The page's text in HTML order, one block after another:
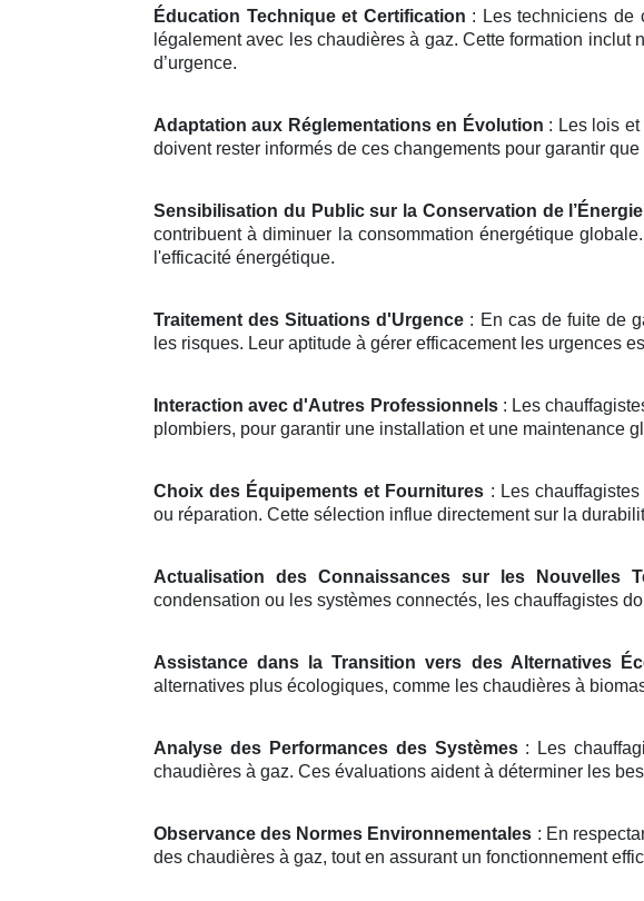
Éducation Technique et Certification : Les techniciens de
légalement avec les chaudières à gaz. Cette formation
d’urgence.
Adaptation aux Réglementations en Évolution : Les lois
doivent rester informés de ces changements pour garantir
Sensibilisation du Public sur la Conservation de l’Énergie
contribuent à diminuer la consommation énergétique
l'efficacité énergétique.
Traitement des Situations d'Urgence : En cas de fuite de
les risques. Leur aptitude à gérer efficacement les urgences
Interaction avec d'Autres Professionnels: Les
plombiers, pour garantir une installation et une maintenance
Choix des Équipements et Fournitures : Les
ou réparation. Cette sélection influe directement sur la
Actualisation des Connaissances sur les Nouvelles
condensation ou les systèmes connectés, les chauffagistes
Assistance dans la Transition vers des Alternatives
alternatives plus écologiques, comme les chaudières à
Analyse des Performances des Systèmes: Les
chaudières à gaz. Ces évaluations aident à déterminer les
Observance des Normes Environnementales : En
des chaudières à gaz, tout en assurant un fonctionnement